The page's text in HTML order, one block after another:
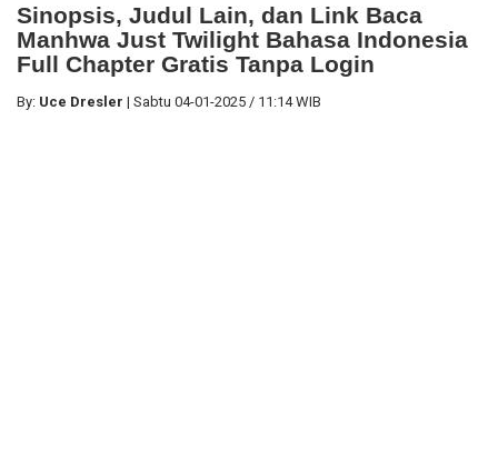
Sinopsis, Judul Lain, dan Link Baca
Manhwa Just Twilight Bahasa Indonesia
Full Chapter Gratis Tanpa Login
By: Uce Dresler | Sabtu 04-01-2025 / 11:14 WIB